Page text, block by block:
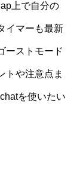
上で自分の
イマーも最新
ーストモード
トや注意点ま
を使いたい